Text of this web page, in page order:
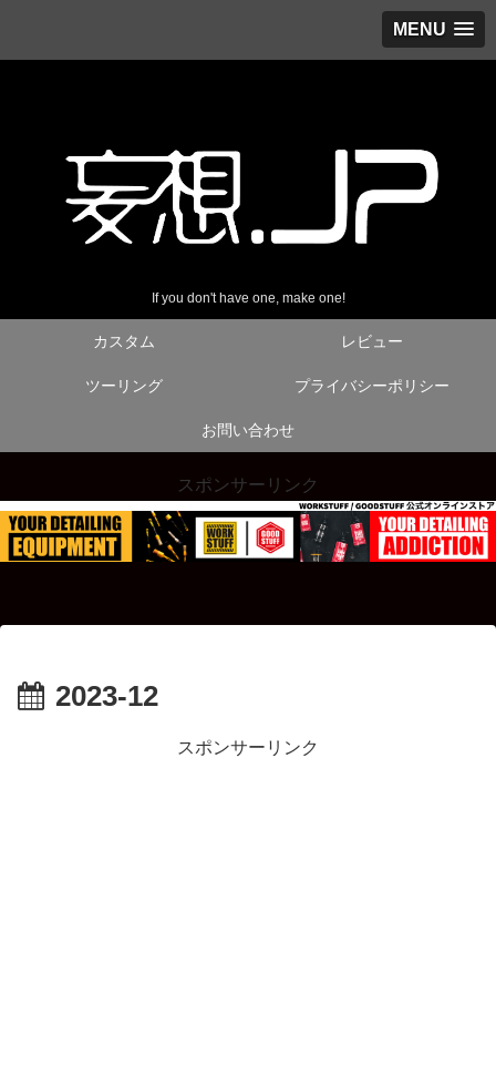
MENU
If you don't have one, make one!
カスタム レビュー
ツーリング プライバシーポリシー
お問い合わせ
スポンサーリンク
2023-12
スポンサーリンク